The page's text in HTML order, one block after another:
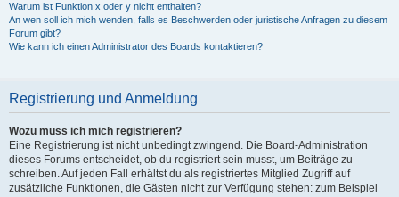
Warum ist Funktion x oder y nicht enthalten?
An wen soll ich mich wenden, falls es Beschwerden oder juristische Anfragen zu diesem
Forum gibt?
Wie kann ich einen Administrator des Boards kontaktieren?
Registrierung und Anmeldung
Wozu muss ich mich registrieren?
Eine Registrierung ist nicht unbedingt zwingend. Die Board-Administration
dieses Forums entscheidet, ob du registriert sein musst, um Beiträge zu
schreiben. Auf jeden Fall erhältst du als registriertes Mitglied Zugriff auf
zusätzliche Funktionen, die Gästen nicht zur Verfügung stehen: zum Beispiel